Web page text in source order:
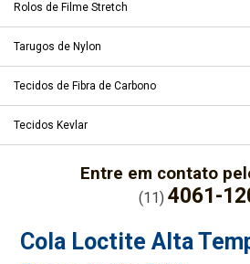
Rolos de Filme Stretch
Tarugos de Nylon
Tecidos de Fibra de Carbono
Tecidos Kevlar
Entre em contato
(11) 4061-
Cola Loctite Alta